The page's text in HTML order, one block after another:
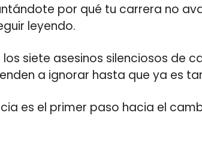
por qué tu carrera no
leyendo.
siete asesinos silenciosos de
a ignorar hasta que ya es
es el primer paso hacia el